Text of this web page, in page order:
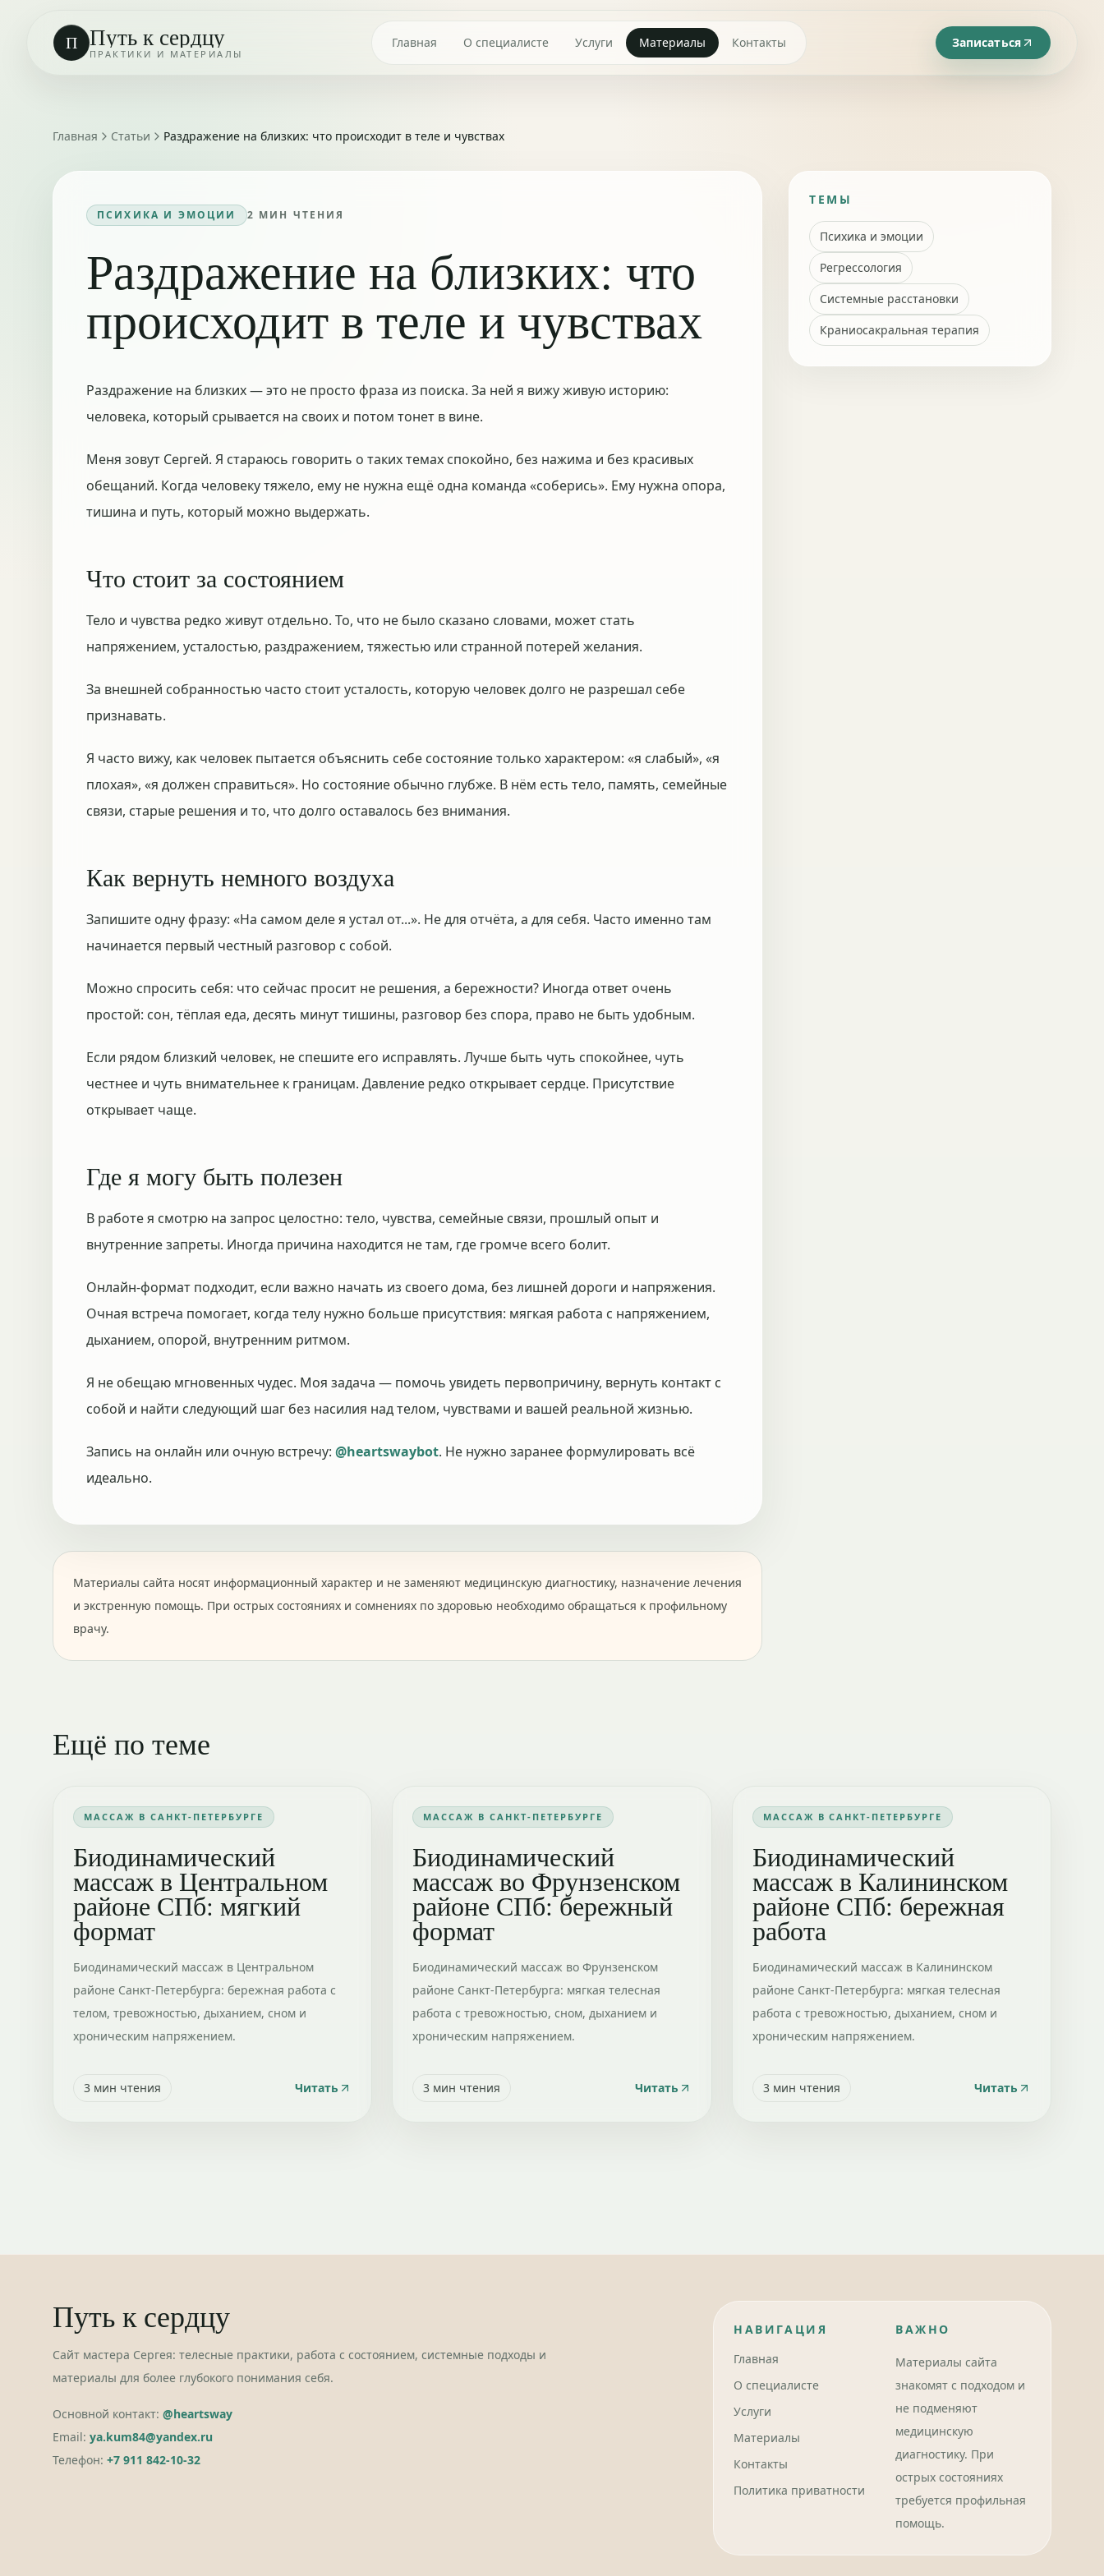
П Путь к сердцу
ПРАКТИКИ И МАТЕРИАЛЫ
Главная О специалисте Услуги Материалы Контакты Записаться
Главная Статьи Раздражение на близких: что происходит в теле и чувствах
ПСИХИКА И ЭМОЦИИ 2 МИН ЧТЕНИЯ
Раздражение на близких: что
происходит в теле и чувствах
Раздражение на близких — это не просто фраза из поиска. За ней я вижу живую историю:
человека, который срывается на своих и потом тонет в вине.
Меня зовут Сергей. Я стараюсь говорить о таких темах спокойно, без нажима и без красивых
обещаний. Когда человеку тяжело, ему не нужна ещё одна команда «соберись». Ему нужна опора,
тишина и путь, который можно выдержать.
Что стоит за состоянием
Тело и чувства редко живут отдельно. То, что не было сказано словами, может стать
напряжением, усталостью, раздражением, тяжестью или странной потерей желания.
За внешней собранностью часто стоит усталость, которую человек долго не разрешал себе
признавать.
Я часто вижу, как человек пытается объяснить себе состояние только характером: «я слабый», «я
плохая», «я должен справиться». Но состояние обычно глубже. В нём есть тело, память, семейные
связи, старые решения и то, что долго оставалось без внимания.
Как вернуть немного воздуха
Запишите одну фразу: «На самом деле я устал от...». Не для отчёта, а для себя. Часто именно там
начинается первый честный разговор с собой.
Можно спросить себя: что сейчас просит не решения, а бережности? Иногда ответ очень
простой: сон, тёплая еда, десять минут тишины, разговор без спора, право не быть удобным.
Если рядом близкий человек, не спешите его исправлять. Лучше быть чуть спокойнее, чуть
честнее и чуть внимательнее к границам. Давление редко открывает сердце. Присутствие
открывает чаще.
Где я могу быть полезен
В работе я смотрю на запрос целостно: тело, чувства, семейные связи, прошлый опыт и
внутренние запреты. Иногда причина находится не там, где громче всего болит.
Онлайн-формат подходит, если важно начать из своего дома, без лишней дороги и напряжения.
Очная встреча помогает, когда телу нужно больше присутствия: мягкая работа с напряжением,
дыханием, опорой, внутренним ритмом.
Я не обещаю мгновенных чудес. Моя задача — помочь увидеть первопричину, вернуть контакт с
собой и найти следующий шаг без насилия над телом, чувствами и вашей реальной жизнью.
Запись на онлайн или очную встречу: @heartswaybot. Не нужно заранее формулировать всё
идеально.
Материалы сайта носят информационный характер и не заменяют медицинскую диагностику, назначение лечения
и экстренную помощь. При острых состояниях и сомнениях по здоровью необходимо обращаться к профильному
врачу.
ТЕМЫ
Психика и эмоции
Регрессология
Системные расстановки
Краниосакральная терапия
Ещё по теме
МАССАЖ В САНКТ-ПЕТЕРБУРГЕ
Биодинамический
массаж в Центральном
районе СПб: мягкий
формат
Биодинамический массаж в Центральном
районе Санкт-Петербурга: бережная работа с
телом, тревожностью, дыханием, сном и
хроническим напряжением.
3 мин чтения Читать
МАССАЖ В САНКТ-ПЕТЕРБУРГЕ
Биодинамический
массаж во Фрунзенском
районе СПб: бережный
формат
Биодинамический массаж во Фрунзенском
районе Санкт-Петербурга: мягкая телесная
работа с тревожностью, сном, дыханием и
хроническим напряжением.
3 мин чтения Читать
МАССАЖ В САНКТ-ПЕТЕРБУРГЕ
Биодинамический
массаж в Калининском
районе СПб: бережная
работа
Биодинамический массаж в Калининском
районе Санкт-Петербурга: мягкая телесная
работа с тревожностью, дыханием, сном и
хроническим напряжением.
3мин чтения Читать
Путь к сердцу
Сайт мастера Сергея: телесные практики, работа с состоянием, системные подходы и
материалы для более глубокого понимания себя.
Основной контакт: @heartsway
Email: ya.kum84@yandex.ru
Телефон: +7 911 842-10-32
НАВИГАЦИЯ
Главная
О специалисте
Услуги
Материалы
Контакты
Политика приватности
ВАЖНО
Материалы сайта
знакомят с подходом и
не подменяют
медицинскую
диагностику. При
острых состояниях
требуется профильная
помощь.